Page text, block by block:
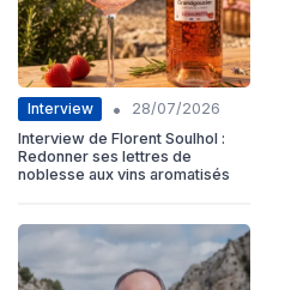
Interview •
28/07/2026
Interview de Florent Soulhol :
Redonner ses lettres de
noblesse aux vins aromatisés